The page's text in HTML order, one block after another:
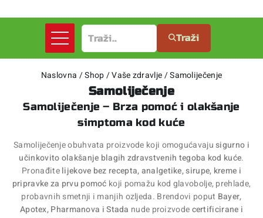
Traži
Naslovna /Shop/Vaše zdravlje/Samoliječenje
Samoliječenje
Samoliječenje – Brza pomoć i olakšanje
simptoma kod kuće
Samoliječenje obuhvata proizvode koji omogućavajusigurno i
učinkovito olakšanje blagih zdravstvenih tegoba kod kuće.
Pronađitelijekove bez recepta, analgetike, sirupe, kreme i
pripravke za prvu pomoć koji pomažu kod glavobolje, prehlade,
probavnih smetnji i manjih ozljeda. Brendovi poput Bayer,
Apotex, Pharmanova i Stada nude proizvodecertificirane i